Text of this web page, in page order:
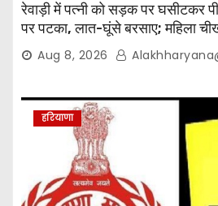
रेवाड़ी में पत्नी को सड़क पर घसीटकर
पर पटका, लात-घूंसे बरसाए; महिला
Aug 8, 2026
हरियाणा